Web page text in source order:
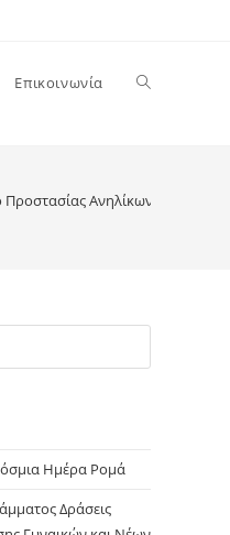
Επικοινωνία Toggle
Προστασίας Ανηλίκων ΡΟΜ –
Escape
Ημέρα Ρομά
Δράσεις